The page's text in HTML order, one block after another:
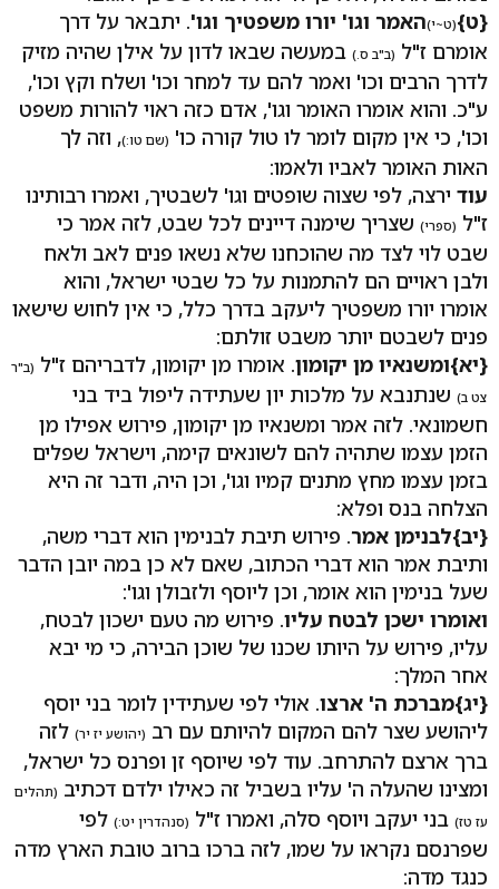
{ט}(ט~י)האמר וגו' יורו משפטיך וגו'. יתבאר על דרך
אומרם ז"ל (ב"ב ס.) במעשה שבאו לדון על אילן שהיה מזיק
לדרך הרבים וכו' ואמר להם עד למחר וכו' ושלח וקץ וכו',
ע"כ. והוא אומרו האומר וגו', אדם כזה ראוי להורות משפט
וכו', כי אין מקום לומר לו טול קורה כו' (שם טו:), וזה לך
האות האומר לאביו ולאמו:
עוד ירצה, לפי שצוה שופטים וגו' לשבטיך, ואמרו רבותינו
ז"ל (ספרי) שצריך שימנה דיינים לכל שבט, לזה אמר כי
שבט לוי לצד מה שהוכחנו שלא נשאו פנים לאב ולאח
ולבן ראויים הם להתמנות על כל שבטי ישראל, והוא
אומרו יורו משפטיך ליעקב בדרך כלל, כי אין לחוש שישאו
פנים לשבטם יותר משבט זולתם:
{יא}ומשנאיו מן יקומון. אומרו מן יקומון, לדבריהם ז"ל (ב"ר
צט ב) שנתנבא על מלכות יון שעתידה ליפול ביד בני
חשמונאי. לזה אמר ומשנאיו מן יקומון, פירוש אפילו מן
הזמן עצמו שתהיה להם לשונאים קימה, וישראל שפלים
בזמן עצמו מחץ מתנים קמיו וגו', וכן היה, ודבר זה היא
הצלחה בנס ופלא:
{יב}לבנימן אמר. פירוש תיבת לבנימין הוא דברי משה,
ותיבת אמר הוא דברי הכתוב, שאם לא כן במה יובן הדבר
שעל בנימין הוא אומר, וכן ליוסף ולזבולן וגו':
ואומרו ישכן לבטח עליו. פירוש מה טעם ישכון לבטח,
עליו, פירוש על היותו שכנו של שוכן הבירה, כי מי יבא
אחר המלך:
{יג}מברכת ה' ארצו. אולי לפי שעתידין לומר בני יוסף
ליהושע שצר להם המקום להיותם עם רב (יהושע יז יר) לזה
ברך ארצם להתרחב. עוד לפי שיוסף זן ופרנס כל ישראל,
ומצינו שהעלה ה' עליו בשביל זה כאילו ילדם דכתיב (תהלים
עז טז) בני יעקב ויוסף סלה, ואמרו ז"ל (סנהדרין יט:) לפי
שפרנסם נקראו על שמו, לזה ברכו ברוב טובת הארץ מדה
כנגד מדה: